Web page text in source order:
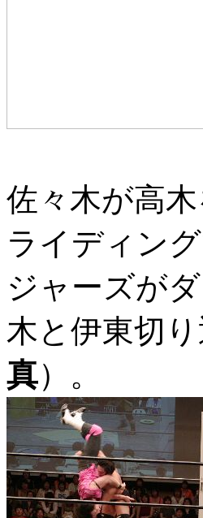
佐々木が高
ライディン
ジャーズが
木と伊東切
真）。